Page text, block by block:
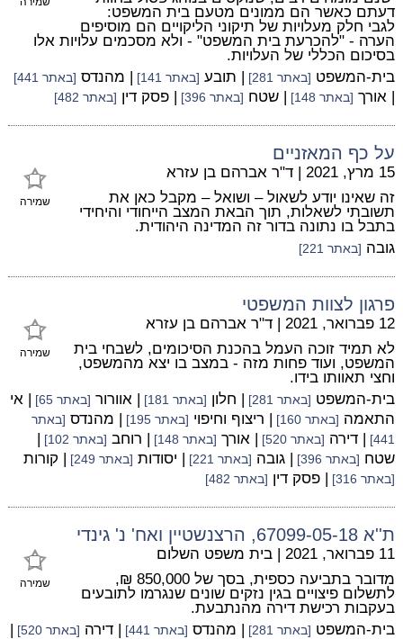
דעתם כאשר הם ממונים מטעם בית המשפט:
לגבי חלק מעלויות של תיקוני הליקויים הם מוסיפים
הערה - "להכרעת בית המשפט" - ולא מסכמים עלויות אלו
בסיכום הכללי של העלויות.
בית-המשפט [באתר 281] | תובע [באתר 141] | מהנדס [באתר 441]
| אורך [באתר 148] | שטח [באתר 396] | פסק דין [באתר 482]
על כף המאזניים
שמירה
15 מרץ, 2021 | ד"ר אברהם בן עזרא
זה שאינו יודע לשאול – ושואל – מקבל כאן את
תשובתי לשאלות, תוך הבאת המצב הייחודי והיחידי
בתבל בו נתונה בדור זה המדינה היהודית.
גובה [באתר 221]
פרגון לצוות המשפטי
שמירה
12 פברואר, 2021 | ד"ר אברהם בן עזרא
לא תמיד זוכה העמל בהכנת הסיכומים, לשבחי בית
המשפט, ועוד פחות מזה - במצב בו יצא מהמשפט,
וחצי תאוותו בידו.
בית-המשפט [באתר 281] | חלון [באתר 181] | אוורור [באתר 65]
| אי
התאמה [באתר 160] | ריצוף וחיפוי [באתר 195] | מהנדס [באתר
441]
| דירה [באתר 520] | אורך [באתר 148] | רוחב [באתר 102]
|
שטח [באתר 396] | גובה [באתר 221] | יסודות [באתר 249] | קורות
[באתר 316] | פסק דין [באתר 482]
ת''א 67099-05-18, הרצנשטיין ואח' נ' גינדי
שמירה
11 פברואר, 2021 | בית משפט השלום
מדובר בתביעה כספית, בסך של 850,000 ₪,
לתשלום פיצויים בגין נזקים שונים שנגרמו לתובעים
בעקבות רכישת דירה מהנתבעת.
בית-המשפט [באתר 281] | מהנדס [באתר 441] | דירה [באתר 520]
|